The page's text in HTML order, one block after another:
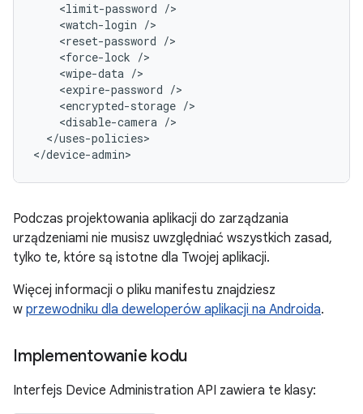
<limit-password
<watch-login
<reset-password
<force-lock
<wipe-data
<expire-password
<encrypted-storage
<disable-camera
</uses-policies>
</device-admin>
Podczas projektowania aplikacji do zarządzania
urządzeniami nie musisz uwzględniać wszystkich zasad,
tylko te, które są istotne dla Twojej aplikacji.
Więcej informacji o pliku manifestu znajdziesz
w przewodniku dla deweloperów aplikacji na Androida.
Implementowanie kodu
Interfejs Device Administration API zawiera te klasy: